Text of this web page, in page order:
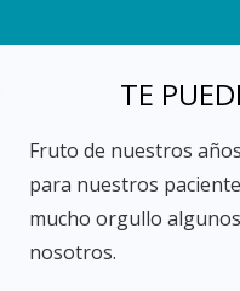
TE
Fruto de nuestros
para nuestros
mucho orgullo
nosotros.